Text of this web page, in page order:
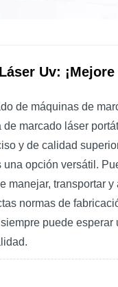
Uv:
de máquinas de
de marcado láser
y de calidad
opción versátil.
manejar, transportar
normas de
puede